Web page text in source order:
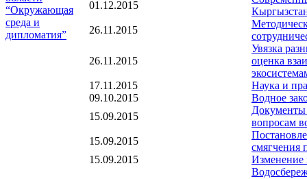
“Окружающая
среда и
дипломатия”
01.12.2015
26.11.2015
26.11.2015
Увязка
оценка
17.11.2015
Наука и
09.10.2015
Водное
15.09.2015
Документы
вопросам
15.09.2015
смягчения
15.09.2015
Изменение